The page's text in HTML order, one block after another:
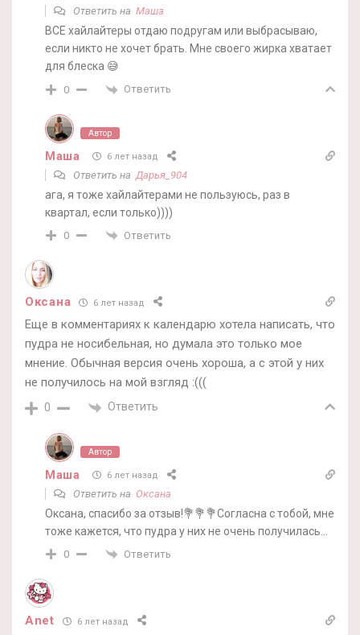
Ответить на Маша
ВСЕ хайлайтеры отдаю подругам или выбрасываю,
если никто не хочет брать. Мне своего жирка хватает
для блеска 😅
0 Ответить
Автор
Маша 6 лет назад
Ответить на Дарья_904
ага, я тоже хайлайтерами не пользуюсь, раз в
квартал, если только))))
0 Ответить
Оксана 6 лет назад
Еще в комментариях к календарю хотела написать, что
пудра не носибельная, но думала это только мое
мнение. Обычная версия очень хороша, а с этой у них
не получилось на мой взгляд :(((
0 Ответить
Автор
Маша 6 лет назад
Ответить на Оксана
Оксана, спасибо за отзыв!💐💐💐Согласна с тобой, мне
тоже кажется, что пудра у них не очень получилась…
0 Ответить
Anet 6 лет назад